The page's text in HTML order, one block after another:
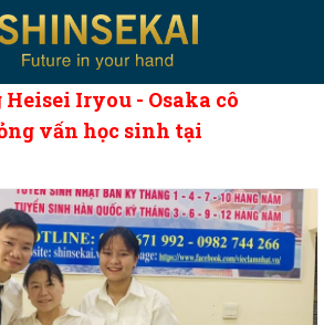
Iryou - Osaka cô
vấn học sinh tại